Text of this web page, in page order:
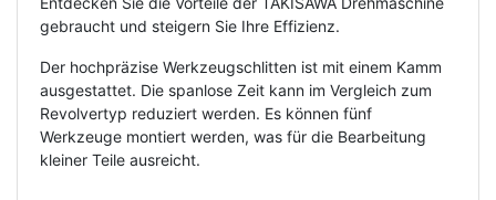
gebraucht und steigern Sie Ihre Effizienz.
Der hochpräzise Werkzeugschlitten ist mit einem Kamm
ausgestattet. Die spanlose Zeit kann im Vergleich zum
Revolvertyp reduziert werden. Es können fünf
Werkzeuge montiert werden, was für die Bearbeitung
kleiner Teile ausreicht.